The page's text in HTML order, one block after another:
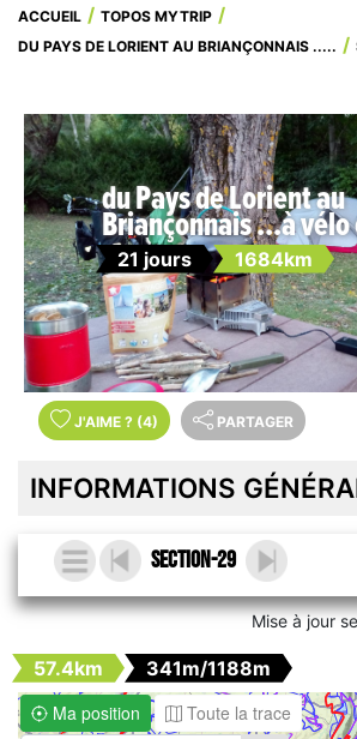
ACCUEIL
TOPOS MYTRIP
DU PAYS DE LORIENT AU BRIANÇONNAIS .....
du Pays de Lorient au
Briançonnais ...à vélo
21 jours 1684km
J'AIME ? (4) PARTAGER
INFORMATIONS
section-29
Mise à jour
57.4km
341m/1188m
Ma position
Toute la trace